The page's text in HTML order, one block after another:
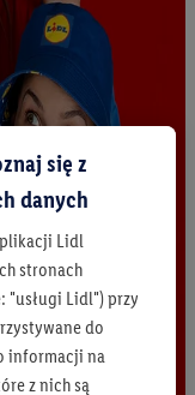
się z
danych
Lidl
stronach
"usługi Lidl") przy
do
informacji na
z nich są